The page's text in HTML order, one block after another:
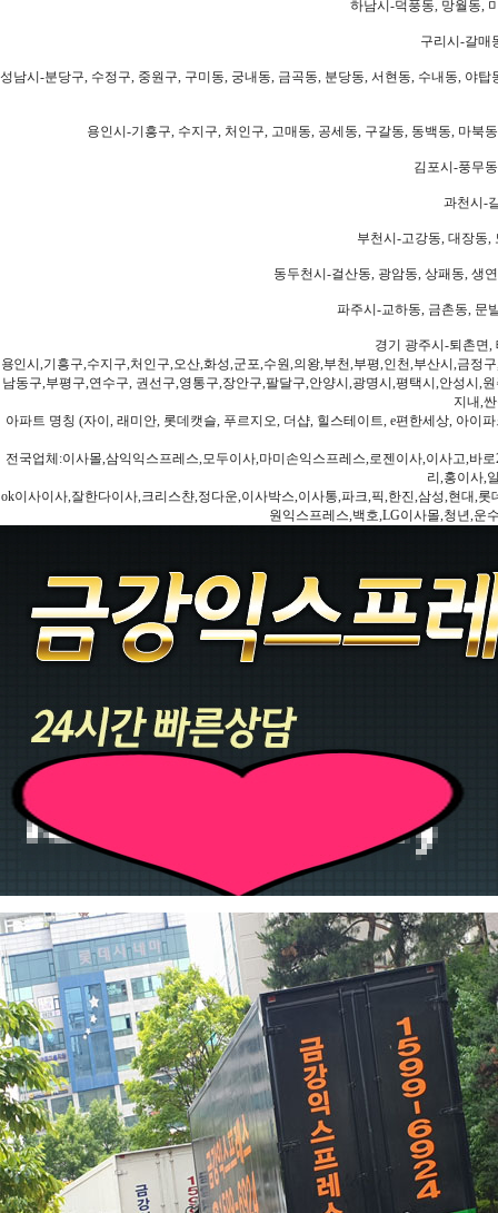
하남시-덕풍동, 망월동,
구리시-갈매
성남시-분당구, 수정구, 중원구, 구미동, 궁내동, 금곡동, 분당동, 서현동, 수내동, 야
용인시-기흥구, 수지구, 처인구, 고매동, 공세동, 구갈동, 동백동, 마북
김포시-풍무
과천시-
부천시-고강동, 대장동,
동두천시-걸산동, 광암동, 상패동, 생
파주시-교하동, 금촌동, 문
경기 광주시-퇴촌면,
용인시,기흥구,수지구,처인구,오산,화성,군포,수원,의왕,부천,부평,인천,부산시,금
남동구,부평구,연수구, 권선구,영통구,장안구,팔달구,안양시,광명시,평택시,안성시,
지내,
아파트 명칭 (자이, 래미안, 롯데캣슬, 푸르지오, 더샵, 힐스테이트, e편한세상, 아이
전국업체:이사몰,삼익익스프레스,모두이사,마미손익스프레스,로젠이사,이사고,바
리,홍이사,
ok이사이사,잘한다이사,크리스챤,정다운,이사박스,이사통,파크,픽,한진,삼성,현대,
원익스프레스,백호,LG이사몰,청년,운